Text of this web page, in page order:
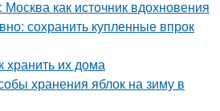
как источник вдохновения
сохранить купленные впрок
хранить их дома
хранения яблок на зиму в